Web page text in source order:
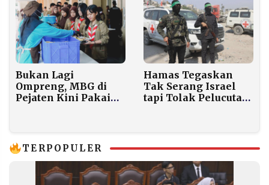
Bukan Lagi
Ompreng, MBG di
Pejaten Kini Pakai
Hamas Tegaskan
Tak Serang Israel
tapi Tolak Pelucutan
TERPOPULER